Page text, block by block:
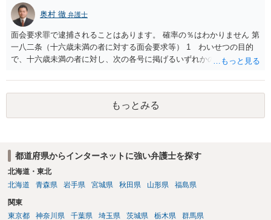
に入力したかも第三者にしられることはないので、個人や会社の特定
をせずに書き込んだことで（おそらく特定して書き込んだとして
も）、相談者さんが刑事民事の責任に問われることはないでしょう。
私見ながらご参考まで。
奥村 徹 弁護士
面会要求罪で逮捕されることはあります。 確率の％はわかりません 第
一八二条（十六歳未満の者に対する面会要求等） 1 わいせつの目的
で、十六歳未満の者に対し、次の各号に掲げるいずれかの行為をした
が生まれた日より五年以上前の日に生まれた者に限る。）は、一年以
下の拘禁刑又は五十万円以下の罰金に処する。 一 威迫し、偽計を用
い又は誘惑して面会を要求すること。 二 拒まれたにもかかわらず、
反復して面会を要求すること。 三 金銭その他の利益を供与し、又は
二年以下の拘禁刑又は百万円以下の罰金に処する。
もっとみる
都道府県からインターネットに強い弁護士を探す
北海道・東北
北海道
青森県 岩手県 宮城県 秋田県 山形県 福島県
関東
東京都
神奈川県 千葉県 埼玉県 茨城県 栃木県 群馬県